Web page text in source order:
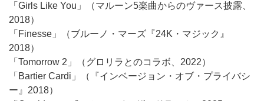
「Girls Like You」（マルーン5楽曲からのヴァース披露、
2018）
「Finesse」（ブルーノ・マーズ『24K・マジック』
2018）
「Tomorrow 2」（グロリラとのコラボ、2022）
「Bartier Cardi」（『インベージョン・オブ・プライバシ
ー』2018）